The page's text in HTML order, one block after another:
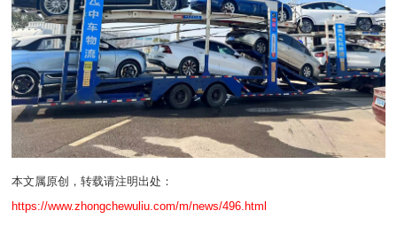
本文属原创，转载请注明出处：
https://www.zhongchewuliu.com/m/news/496.html